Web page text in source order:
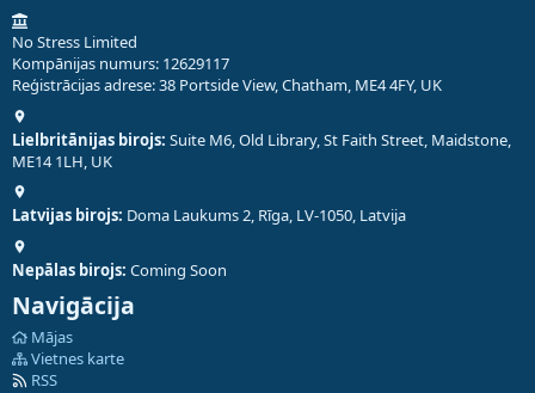
No Stress Limited
Kompānijas numurs: 12629117
Reģistrācijas adrese: 38 Portside View, Chatham, ME4 4FY, UK
Lielbritānijas birojs: Suite M6, Old Library, St Faith Street, Maidstone,
ME14 1LH, UK
Latvijas birojs: Doma Laukums 2, Rīga, LV-1050, Latvija
Nepālas birojs: Coming Soon
Navigācija
Mājas
Vietnes karte
RSS